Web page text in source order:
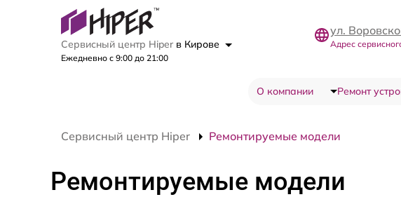
Сервисный центр Hiper в Кирове
Ежедневно с 9:00 до 21:00
ул.
Адрес
О компании Ремонт
Сервисный центр Hiper Ремонтируемые модели
Ремонтируемые модели